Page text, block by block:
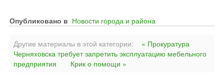
Опубликовано в Новости города и района
Другие материалы в этой категории:
« Прокуратура
Черняховска требует запретить эксплуатацию мебельного
предприятия
Крик о помощи »